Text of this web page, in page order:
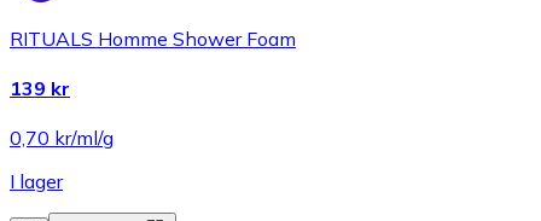
RITUALS Homme Shower Foam
139 kr
0,70 kr/ml/g
I lager